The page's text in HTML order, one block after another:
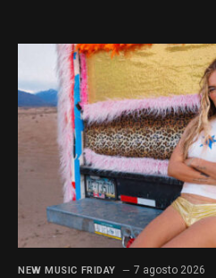
NEW MUSIC FRIDAY 7 agosto 2026